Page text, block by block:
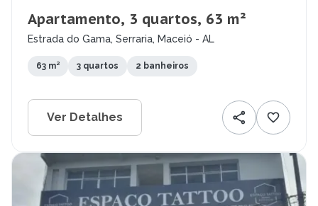
Apartamento, 3 quartos, 63 m²
Estrada do Gama, Serraria, Maceió - AL
63 m² 3 quartos 2 banheiros
Ver Detalhes